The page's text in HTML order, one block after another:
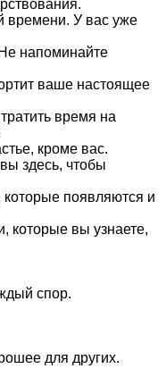
времени. У вас уже
напоминайте
ваше настоящее
время на
кроме вас.
здесь, чтобы
которые появляются и
которые вы узнаете,
спор.
для других.